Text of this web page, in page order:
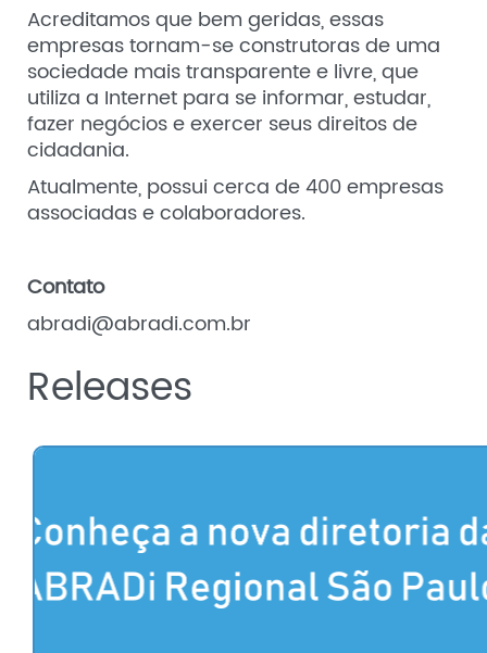
Acreditamos que bem geridas, essas
empresas tornam-se construtoras de uma
sociedade mais transparente e livre, que
utiliza a Internet para se informar, estudar,
fazer negócios e exercer seus direitos de
cidadania.
Atualmente, possui cerca de 400 empresas
associadas e colaboradores.
Contato
abradi@abradi.com.br
Releases